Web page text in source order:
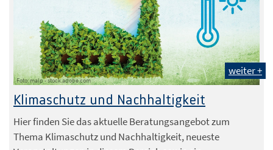
Foto: malp - stock.adobe.com
weiter +
Klimaschutz und Nachhaltigkeit
Hier finden Sie das aktuelle Beratungsangebot zum
Thema Klimaschutz und Nachhaltigkeit, neueste